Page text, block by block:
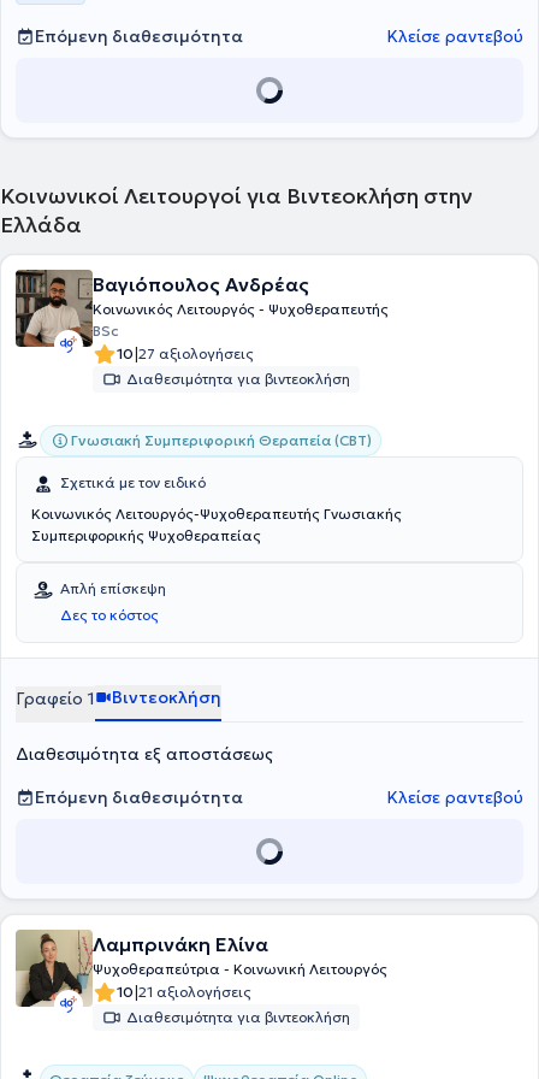
Επόμενη διαθεσιμότητα Κλείσε ραντεβού
Κοινωνικοί Λειτουργοί για Βιντεοκλήση στην
Ελλάδα
Βαγιόπουλος Ανδρέας
Κοινωνικός Λειτουργός - Ψυχοθεραπευτής
BSc
10|27 αξιολογήσεις
Διαθεσιμότητα για βιντεοκλήση
Γνωσιακή Συμπεριφορική Θεραπεία (CBT)
Σχετικά με τον ειδικό
Κοινωνικός Λειτουργός-Ψυχοθεραπευτής Γνωσιακής
Συμπεριφορικής Ψυχοθεραπείας
Απλή επίσκεψη
Δες το κόστος
Γραφείο 1 Βιντεοκλήση
Διαθεσιμότητα εξ αποστάσεως
Επόμενη διαθεσιμότητα
Κλείσε ραντεβού
Λαμπρινάκη Ελίνα
Ψυχοθεραπεύτρια - Κοινωνική Λειτουργός
10|21 αξιολογήσεις
Διαθεσιμότητα για βιντεοκλήση